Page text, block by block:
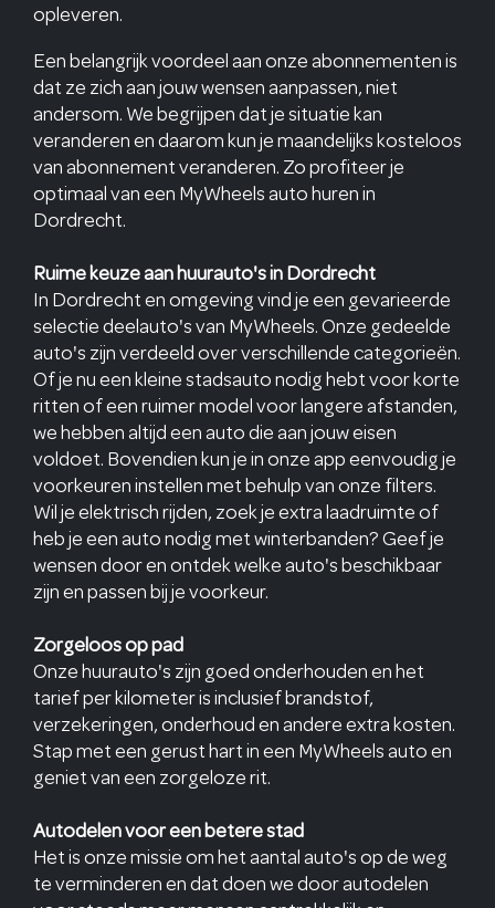
opleveren.
Een belangrijk voordeel aan onze abonnementen is
dat ze zich aan jouw wensen aanpassen, niet
andersom. We begrijpen dat je situatie kan
veranderen en daarom kun je maandelijks kosteloos
van abonnement veranderen. Zo profiteer je
optimaal van een MyWheels auto huren in
Dordrecht.
Ruime keuze aan huurauto's in Dordrecht
In Dordrecht en omgeving vind je een gevarieerde
selectie deelauto's van MyWheels. Onze gedeelde
auto's zijn verdeeld over verschillende categorieën.
Of je nu een kleine stadsauto nodig hebt voor korte
ritten of een ruimer model voor langere afstanden,
we hebben altijd een auto die aan jouw eisen
voldoet. Bovendien kun je in onze app eenvoudig je
voorkeuren instellen met behulp van onze filters.
Wil je elektrisch rijden, zoek je extra laadruimte of
heb je een auto nodig met winterbanden? Geef je
wensen door en ontdek welke auto's beschikbaar
zijn en passen bij je voorkeur.
Zorgeloos op pad
Onze huurauto's zijn goed onderhouden en het
tarief per kilometer is inclusief brandstof,
verzekeringen, onderhoud en andere extra kosten.
Stap met een gerust hart in een MyWheels auto en
geniet van een zorgeloze rit.
Autodelen voor een betere stad
Het is onze missie om het aantal auto's op de weg
te verminderen en dat doen we door autodelen